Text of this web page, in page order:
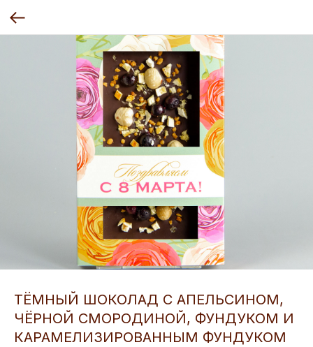
ТЁМНЫЙ ШОКОЛАД С АПЕЛЬСИНОМ,
ЧЁРНОЙ СМОРОДИНОЙ, ФУНДУКОМ И
КАРАМЕЛИЗИРОВАННЫМ ФУНДУКОМ